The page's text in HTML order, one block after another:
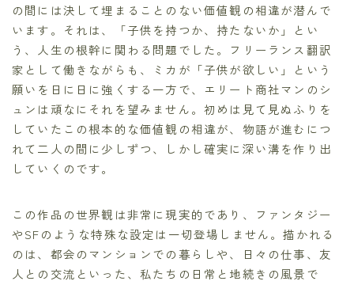
の間には決して埋まることのない価値観の相違が潜んで
います。それは、「子供を持つか、持たないか」とい
う、人生の根幹に関わる問題でした。フリーランス翻訳
家として働きながらも、ミカが「子供が欲しい」という
願いを日に日に強くする一方で、エリート商社マンのシ
ュンは頑なにそれを望みません。初めは見て見ぬふりを
していたこの根本的な価値観の相違が、物語が進むにつ
れて二人の間に少しずつ、しかし確実に深い溝を作り出
していくのです。
この作品の世界観は非常に現実的であり、ファンタジー
やSFのような特殊な設定は一切登場しません。描かれる
のは、都会のマンションでの暮らしや、日々の仕事、友
人との交流といった、私たちの日常と地続きの風景で